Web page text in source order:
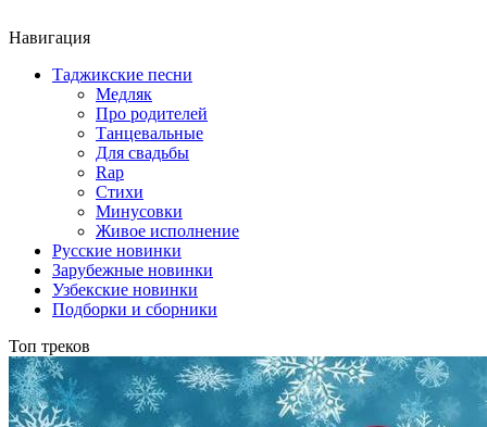
Навигация
Таджикские песни
Медляк
Про родителей
Танцевальные
Для свадьбы
Rap
Стихи
Минусовки
Живое исполнение
Русские новинки
Зарубежные новинки
Узбекские новинки
Подборки и сборники
Топ треков